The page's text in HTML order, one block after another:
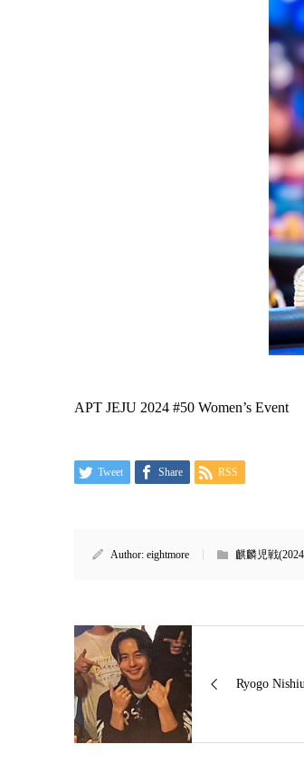
APT JEJU 2024 #50 Women’s Event
Tweet Share RSS
Author: eightmore 麒麟児戦
Ryogo